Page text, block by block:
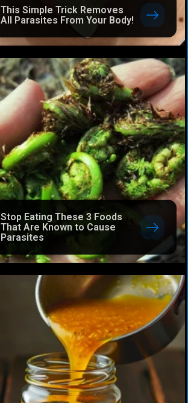
This Simple Trick Removes
All Parasites From Your Body!
Stop Eating These 3 Foods
That Are Known to Cause
Parasites